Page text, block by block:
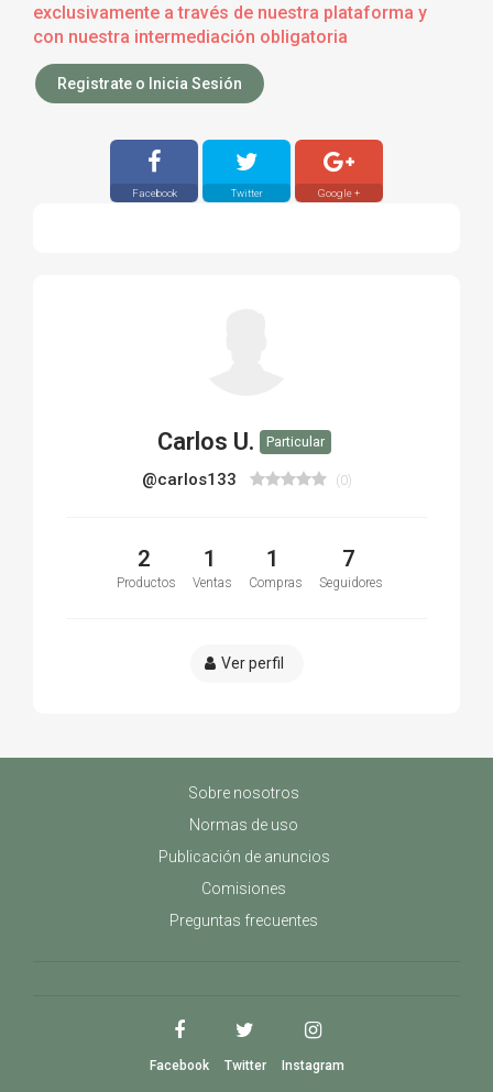
exclusivamente a través de nuestra plataforma y
con nuestra intermediación obligatoria
Registrate o Inicia Sesión
Facebook Twitter Google +
Carlos U. Particular
@carlos133 (0)
2
Productos
1
Ventas
1
Compras
7
Seguidores
Ver perfil
Sobre nosotros
Normas de uso
Publicación de anuncios
Comisiones
Preguntas frecuentes
Facebook Twitter Instagram